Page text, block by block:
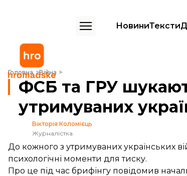
НовиниТексти
Головна Війна
ФСБ та ГРУ шукають психологічні точки, аби тиснути на
ФСБ та ГРУ
утримуваних
Вікторія Коломієць
Журналістка
До кожного з утримуваних українських
психологічні моменти для тиску.
Про це під час брифінгу повідомив